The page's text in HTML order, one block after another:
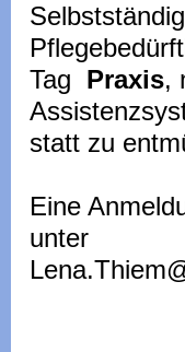
Tag Praxis,
statt zu
Eine
unter